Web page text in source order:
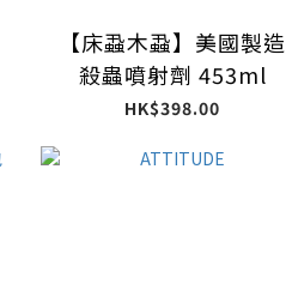
【床蝨木蝨】美國製造
殺蟲噴射劑 453ml
HK$398.00